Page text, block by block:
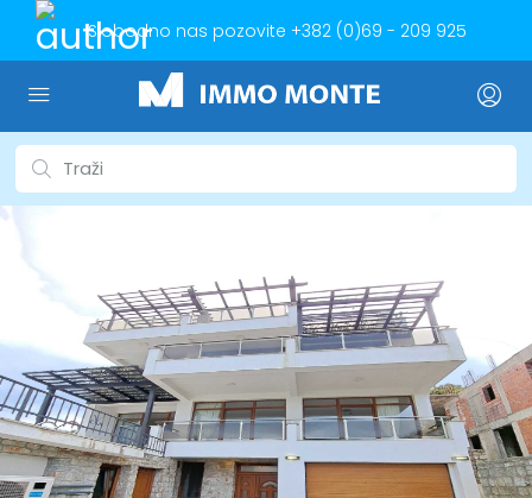
Slobodno nas pozovite +382 (0)69 - 209 925